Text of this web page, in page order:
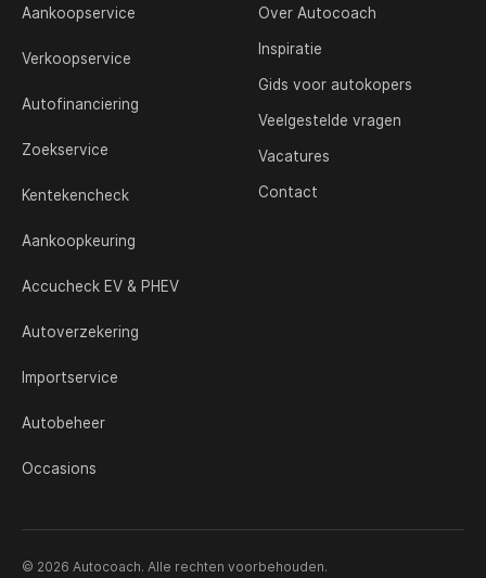
Aankoopservice
Verkoopservice
Autofinanciering
Zoekservice
Kentekencheck
Aankoopkeuring
Accucheck EV & PHEV
Autoverzekering
Importservice
Autobeheer
Occasions
Over Autocoach
Inspiratie
Gids voor autokopers
Veelgestelde vragen
Vacatures
Contact
© 2026 Autocoach. Alle rechten voorbehouden.